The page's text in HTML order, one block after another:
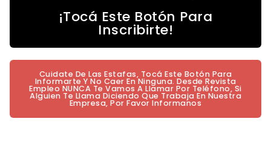
¡Tocá Este Botón Para
Inscribirte!
Cuidate De Las Estafas, Tocá Este Botón Para
Informarte Y No Caer En Ninguna. Desde Revista
Empleo NUNCA Te Vamos A Llamar Por Teléfono, Si
Alguien Te Llama Diciendo Que Trabaja En Nuestra
Empresa, Por Favor Informanos